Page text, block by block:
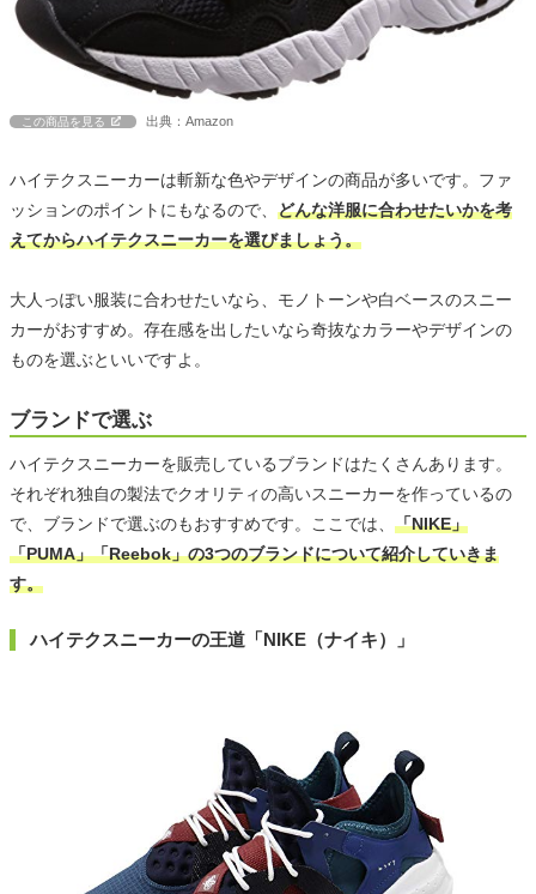
この商品を見る 出典：Amazon
ハイテクスニーカーは斬新な色やデザインの商品が多いです。ファ
ッションのポイントにもなるので、 どんな洋服に合わせたいかを考
えてからハイテクスニーカーを選びましょう。
大人っぽい服装に合わせたいなら、モノトーンや白ベースのスニー
カーがおすすめ。存在感を出したいなら奇抜なカラーやデザインの
ものを選ぶといいですよ。
ブランドで選ぶ
ハイテクスニーカーを販売しているブランドはたくさんあります。
それぞれ独自の製法でクオリティの高いスニーカーを作っているの
で、ブランドで選ぶのもおすすめです。ここでは、 「NIKE」
「PUMA」「Reebok」の3つのブランドについて紹介していきま
す。
ハイテクスニーカーの王道「NIKE（ナイキ）」